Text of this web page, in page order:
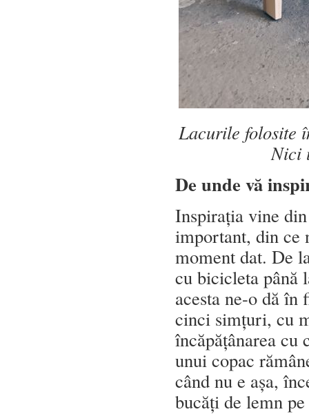
Lacurile folosite
Nici
De unde vă
Inspirația vine
important, din ce
moment dat. De
cu bicicleta până
acesta ne-o dă în
cinci simțuri, cu
încăpățânarea cu
unui copac
când nu e așa,
bucăți de lemn